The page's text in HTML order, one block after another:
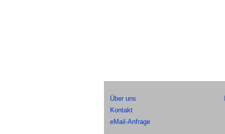
Über uns
Kontakt
eMail-Anfrage